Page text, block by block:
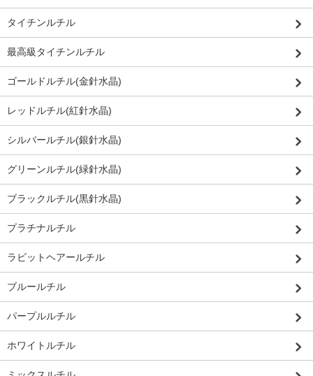
タイチンルチル
最高級タイチンルチル
ゴールドルチル(金針水晶)
レッドルチル(紅針水晶)
シルバールチル(銀針水晶)
グリーンルチル(緑針水晶)
ブラックルチル(黒針水晶)
プラチナルチル
ラビットヘアールチル
ブルールチル
パープルルチル
ホワイトルチル